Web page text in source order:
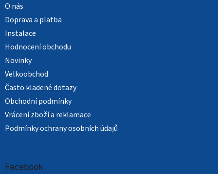
O nás
Doprava a platba
Instalace
Hodnocení obchodu
Novinky
Velkoobchod
Často kladené dotazy
Obchodní podmínky
Vrácení zboží a reklamace
Podmínky ochrany osobních údajů
Facebook